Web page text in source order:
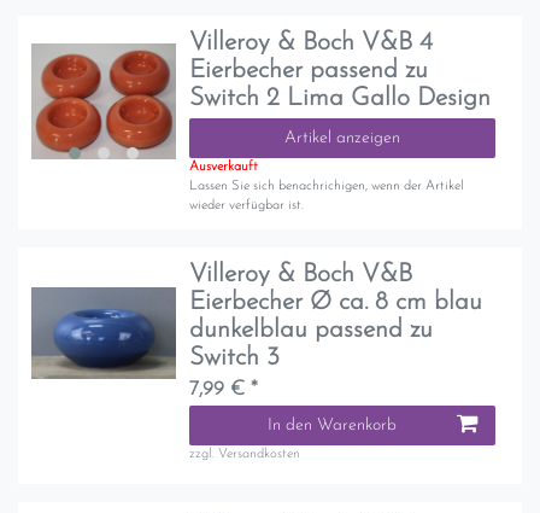
Villeroy & Boch V&B 4
Eierbecher passend zu
Switch 2 Lima Gallo Design
Artikel anzeigen
Ausverkauft
Lassen Sie sich benachrichigen, wenn der Artikel
wieder verfügbar ist.
Villeroy & Boch V&B
Eierbecher Ø ca. 8 cm blau
dunkelblau passend zu
Switch 3
7,99 € *
In den Warenkorb
zzgl. Versandkosten